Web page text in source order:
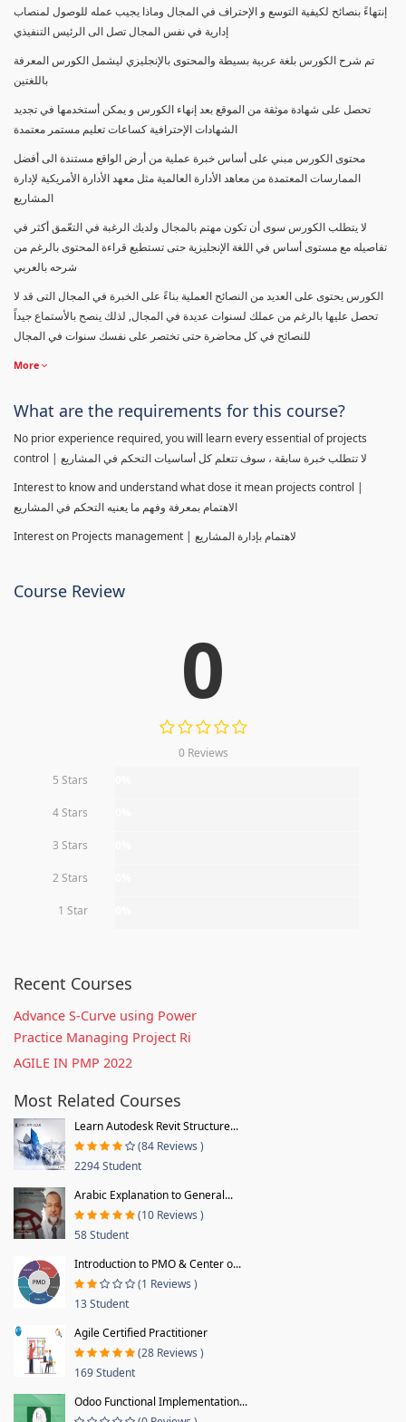
إنتهاءً بنصائح لكيفية التوسع و الإحتراف في المجال وماذا يجيب عمله للوصول لمنصاب
إدارية في نفس المجال تصل الى الرئيس التنفيذي
تم شرح الكورس بلغة عربية بسيطة والمحتوى بالإنجليزي ليشمل الكورس المعرفة
باللغتين
تحصل على شهادة موثقة من الموقع بعد إنهاء الكورس و يمكن أستخدمها في تجديد
الشهادات الإحترافية كساعات تعليم مستمر معتمدة
محتوى الكورس مبني على أساس خبرة عملية من أرض الواقع مستندة الى أفضل
الممارسات المعتمدة من معاهد الأدارة العالمية مثل معهد الأدارة الأمريكية لإدارة
المشاريع
لا يتطلب الكورس سوى أن تكون مهتم بالمجال ولديك الرغبة في التعّمق أكثر في
تفاصيله مع مستوى أساس في اللغة الإنجليزية حتى تستطيع قراءة المحتوى بالرغم من
شرحه بالعربي
الكورس يحتوى على العديد من النصائح العملية بناءً على الخبرة في المجال التى قد لا
تحصل عليها بالرغم من عملك لسنوات عديدة في المجال, لذلك ينصح بالأستماع جيداً
للنصائح في كل محاضرة حتى تختصر على نفسك سنوات في المجال
More
What are the requirements for this course?
No prior experience required, you will learn every essential of projects
control | لا تتطلب خبرة سابقة ، سوف تتعلم كل أساسيات التحكم في المشاريع
Interest to know and understand what dose it mean projects control |
الاهتمام بمعرفة وفهم ما يعنيه التحكم في المشاريع
Interest on Projects management | لاهتمام بإدارة المشاريع
Course Review
0
0 Reviews
5 Stars
4 Stars
3 Stars
2 Stars
1 Star
Recent Courses
Advance S-Curve using Power
Practice Managing Project Ri
AGILE IN PMP 2022
Most Related Courses
Learn Autodesk Revit Structure...
(84 Reviews )
2294 Student
Arabic Explanation to General...
(10 Reviews )
58 Student
Introduction to PMO & Center o...
(1 Reviews )
13 Student
Agile Certified Practitioner
(28 Reviews )
169 Student
Odoo Functional Implementation...